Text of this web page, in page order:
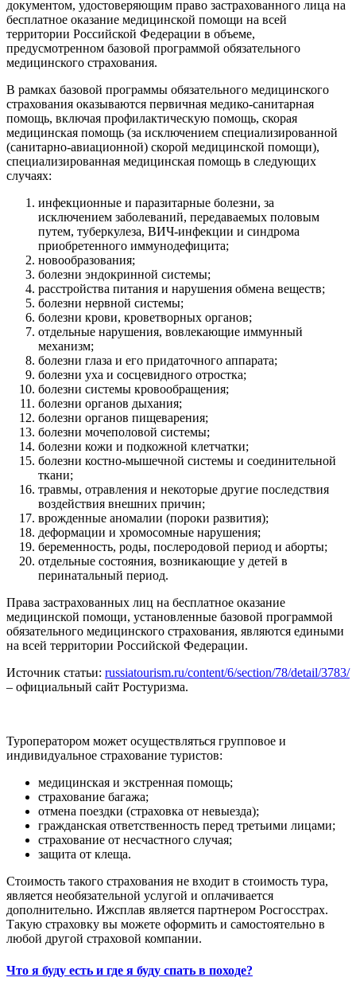
документом, удостоверяющим право застрахованного лица на
бесплатное оказание медицинской помощи на всей
территории Российской Федерации в объеме,
предусмотренном базовой программой обязательного
медицинского страхования.
В рамках базовой программы обязательного медицинского
страхования оказываются первичная медико-санитарная
помощь, включая профилактическую помощь, скорая
медицинская помощь (за исключением специализированной
(санитарно-авиационной) скорой медицинской помощи),
специализированная медицинская помощь в следующих
случаях:
инфекционные и паразитарные болезни, за
исключением заболеваний, передаваемых половым
путем, туберкулеза, ВИЧ-инфекции и синдрома
приобретенного иммунодефицита;
новообразования;
болезни эндокринной системы;
расстройства питания и нарушения обмена веществ;
болезни нервной системы;
болезни крови, кроветворных органов;
отдельные нарушения, вовлекающие иммунный
механизм;
болезни глаза и его придаточного аппарата;
болезни уха и сосцевидного отростка;
болезни системы кровообращения;
болезни органов дыхания;
болезни органов пищеварения;
болезни мочеполовой системы;
болезни кожи и подкожной клетчатки;
болезни костно-мышечной системы и соединительной
ткани;
травмы, отравления и некоторые другие последствия
воздействия внешних причин;
врожденные аномалии (пороки развития);
деформации и хромосомные нарушения;
беременность, роды, послеродовой период и аборты;
отдельные состояния, возникающие у детей в
перинатальный период.
Права застрахованных лиц на бесплатное оказание
медицинской помощи, установленные базовой программой
обязательного медицинского страхования, являются едиными
на всей территории Российской Федерации.
Источник статьи: russiatourism.ru/content/6/section/78/detail/3783/
– официальный сайт Ростуризма.
Туроператором может осуществляться групповое и
индивидуальное страхование туристов:
медицинская и экстренная помощь;
страхование багажа;
отмена поездки (страховка от невыезда);
гражданская ответственность перед третьими лицами;
страхование от несчастного случая;
защита от клеща.
Стоимость такого страхования не входит в стоимость тура,
является необязательной услугой и оплачивается
дополнительно. Ижсплав является партнером Росгосстрах.
Такую страховку вы можете оформить и самостоятельно в
любой другой страховой компании.
Что я буду есть и где я буду спать в походе?